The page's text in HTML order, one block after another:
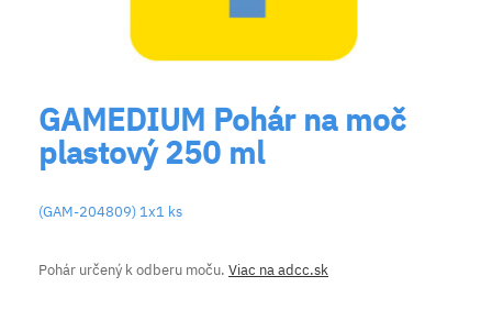
GAMEDIUM Pohár na moč
plastový 250 ml
(GAM-204809) 1x1 ks
Pohár určený k odberu moču. Viac na adcc.sk